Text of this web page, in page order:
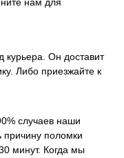
нам для
курьера. Он доставит
Либо приезжайте к
случаев наши
поломки
минут. Когда мы